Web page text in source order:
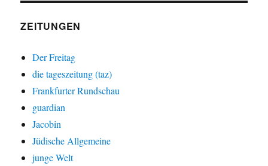
ZEITUNGEN
Der Freitag
die tageszeitung (taz)
Frankfurter Rundschau
guardian
Jacobin
Jüdische Allgemeine
junge Welt